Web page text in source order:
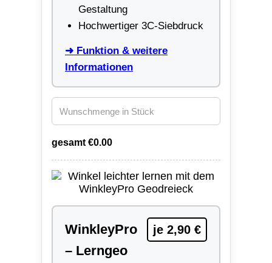
Gestaltung
Hochwertiger 3C-Siebdruck
➜ Funktion & weitere
Informationen
gesamt €0.00
WinkleyPro
– Lerngeo
je 2,90 €